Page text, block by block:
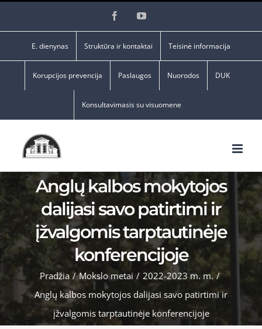
FacebookYouTube
E. dienynas Struktūra ir kontaktai Teisinė informacija
Korupcijos prevencija Paslaugos Nuorodos DUK
Konsultavimasis su visuomene
Anglų kalbos mokytojos
dalijasi savo patirtimi ir
įžvalgomis tarptautinėje
konferencijoje
Pradžia / Mokslo metai / 2022-2023 m. m. /
Anglų kalbos mokytojos dalijasi savo patirtimi ir
įžvalgomis tarptautinėje konferencijoje